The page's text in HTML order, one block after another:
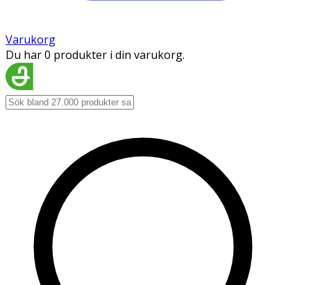
Varukorg
Du har 0 produkter i din varukorg.